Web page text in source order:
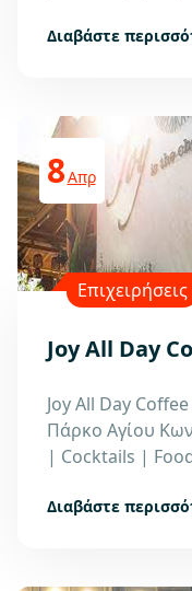
Διαβάστε
8Απρ
Επιχειρήσεις
Joy All Day
Joy All Day
Πάρκο Αγίου
| Cocktails |
Διαβάστε